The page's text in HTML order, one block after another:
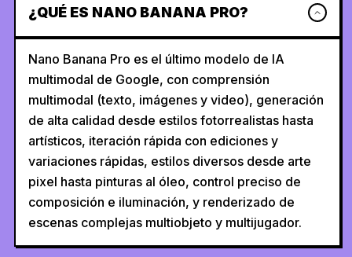
¿QUÉ ES NANO BANANA PRO?
Nano Banana Pro es el último modelo de IA
multimodal de Google, con comprensión
multimodal (texto, imágenes y video), generación
de alta calidad desde estilos fotorrealistas hasta
artísticos, iteración rápida con ediciones y
variaciones rápidas, estilos diversos desde arte
pixel hasta pinturas al óleo, control preciso de
composición e iluminación, y renderizado de
escenas complejas multiobjeto y multijugador.